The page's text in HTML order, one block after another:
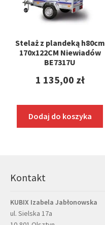
Stelaż z plandeką h80cm
170x122CM Niewiadów
BE7317U
1 135,00 zł
Dodaj do koszyka
Kontakt
KUBIX Izabela Jabłonowska
ul. Sielska 17a